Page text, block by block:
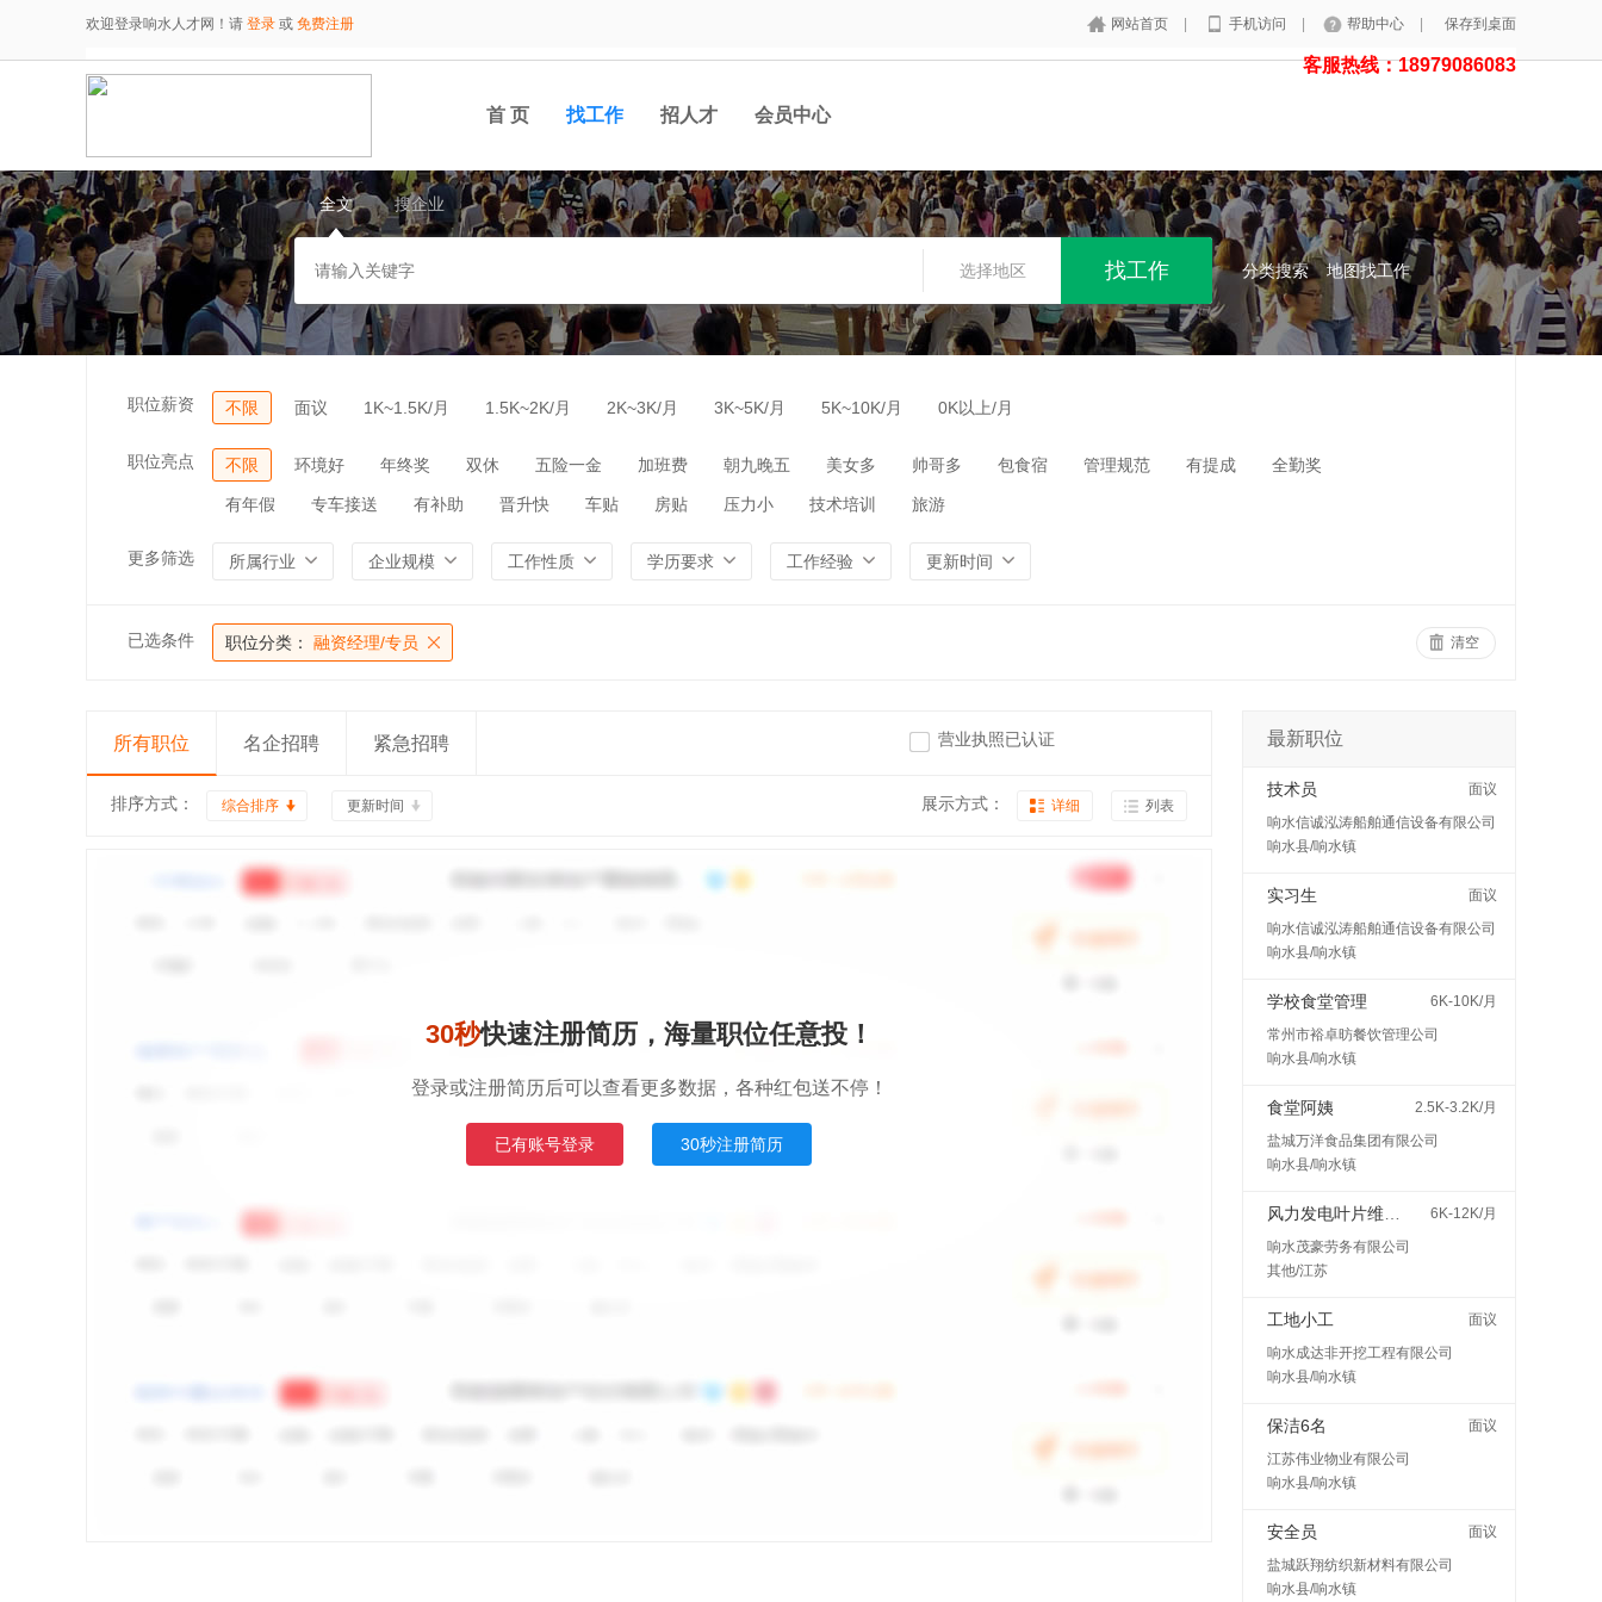
欢迎登录响水人才网！请 登录 或 免费注册 网站首页 手机访问 帮助中心 保存到桌面
客服热线：18979086083
首 页 找工作 招人才 会员中心
全文 搜企业
选择地区 分类搜索 地图找工作
职位薪资 不限 面议 1K~1.5K/月 1.5K~2K/月 2K~3K/月 3K~5K/月 5K~10K/月 0K以上/月
职位亮点 不限 环境好 年终奖 双休 五险一金 加班费 朝九晚五 美女多 帅哥多 包食宿 管理规范 有提成 全勤奖
有年假 专车接送 有补助 晋升快 车贴 房贴 压力小 技术培训 旅游
更多筛选 所属行业 企业规模 工作性质 学历要求 工作经验 更新时间
已选条件 职位分类： 融资经理/专员 清空
所有职位 名企招聘 紧急招聘 营业执照已认证
排序方式： 综合排序 更新时间 展示方式： 详细 列表
30秒快速注册简历，海量职位任意投！
登录或注册简历后可以查看更多数据，各种红包送不停！
已有账号登录 30秒注册简历
最新职位
技术员
面议
响水信诚泓涛船舶通信设备有限公司
响水县/响水镇
实习生
面议
响水信诚泓涛船舶通信设备有限公司
响水县/响水镇
学校食堂管理
6K-10K/月
常州市裕卓昉餐饮管理公司
响水县/响水镇
食堂阿姨
2.5K-3.2K/月
盐城万洋食品集团有限公司
响水县/响水镇
6K-12K/月
响水茂豪劳务有限公司
其他/江苏
工地小工
面议
响水成达非开挖工程有限公司
响水县/响水镇
保洁6名
面议
江苏伟业物业有限公司
响水县/响水镇
安全员
面议
盐城跃翔纺织新材料有限公司
响水县/响水镇